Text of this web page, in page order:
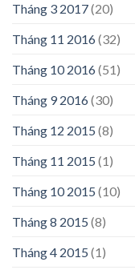
Tháng 3 2017(20)
Tháng 11 2016(32)
Tháng 10 2016(51)
Tháng 9 2016(30)
Tháng 12 2015 (8)
Tháng 11 2015 (1)
Tháng 10 2015 (10)
Tháng 8 2015 (8)
Tháng 4 2015 (1)